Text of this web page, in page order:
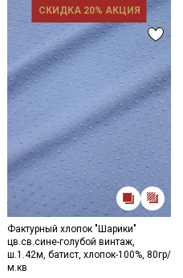
СКИДКА 20% АКЦИЯ
Фактурный хлопок "Шарики"
цв.св.сине-голубой винтаж,
ш.1.42м, батист, хлопок-100%, 80гр/
м.кв